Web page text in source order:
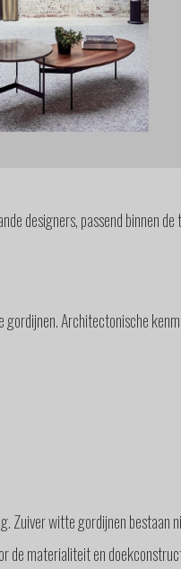
designers, passend binnen de
Architectonische
witte gordijnen bestaan
materialiteit en